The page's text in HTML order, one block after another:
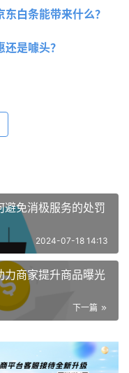
白条能带来什么？
是噱头？
避免消极服务的处罚
2024-07-18 14:13
力商家提升商品曝光
下一篇